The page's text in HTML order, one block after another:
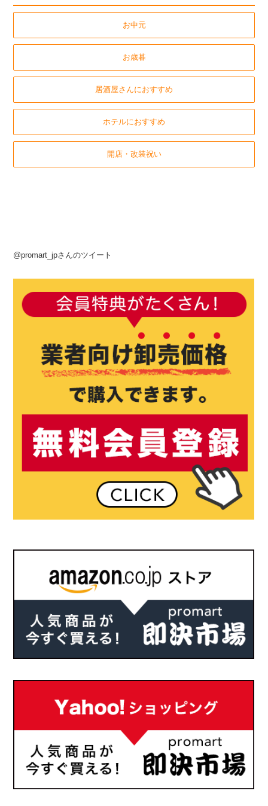
お中元
お歳暮
居酒屋さんにおすすめ
ホテルにおすすめ
開店・改装祝い
@promart_jpさんのツイート